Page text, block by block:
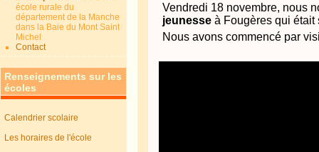
école rurale du
département de la Manche
dans la Baie du Mont Saint
Michel
Contact
Renseignements sur les
écoles
Calendrier scolaire
Les horaires de l'école
Vendredi 18 novembre, nous
jeunesse à Fougères qui était
Nous avons commencé par